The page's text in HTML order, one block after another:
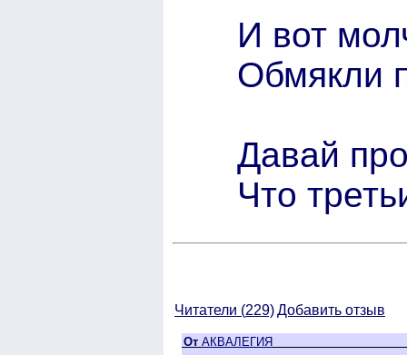
И вот
Обмякли
Давай
Что
Читатели (229)Добавить отзыв
От АКВАЛЕГИЯ